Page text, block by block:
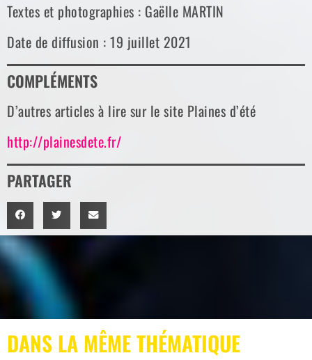
Textes et photographies : Gaëlle MARTIN
Date de diffusion : 19 juillet 2021
COMPLÉMENTS
D’autres articles à lire sur le site Plaines d’été
http://plainesdete.fr/
PARTAGER
DANS LA MÊME THÉMATIQUE